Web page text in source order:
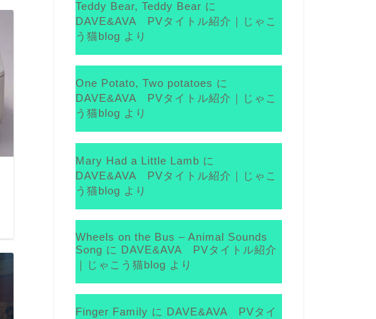
Teddy Bear, Teddy Bear に
DAVE&AVA PVタイトル紹介｜じゃこ
う猫blog より
One Potato, Two potatoes に
DAVE&AVA PVタイトル紹介｜じゃこ
う猫blog より
Mary Had a Little Lamb に
DAVE&AVA PVタイトル紹介｜じゃこ
う猫blog より
Wheels on the Bus – Animal Sounds
Song に DAVE&AVA PVタイトル紹介
｜じゃこう猫blog より
Finger Family に DAVE&AVA PVタイ